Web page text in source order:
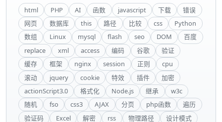
html PHP AI 函数 javascript 下载
错误
网页
数据库 this 路径 比较 css
Python
数组
Linux mysql flash seo DOM
百度
replace
xml access 编码 谷歌
验证
缓存
框架 nginx session 正则
cpu
滚动
jquery cookie 特效 插件
加密
actionScript3.0
格式化 Node.js 继承
w3c
随机
fso css3 AJAX 分页 php函数
遍历
验证码
Excel 解密 rss 物理路径 设计模式